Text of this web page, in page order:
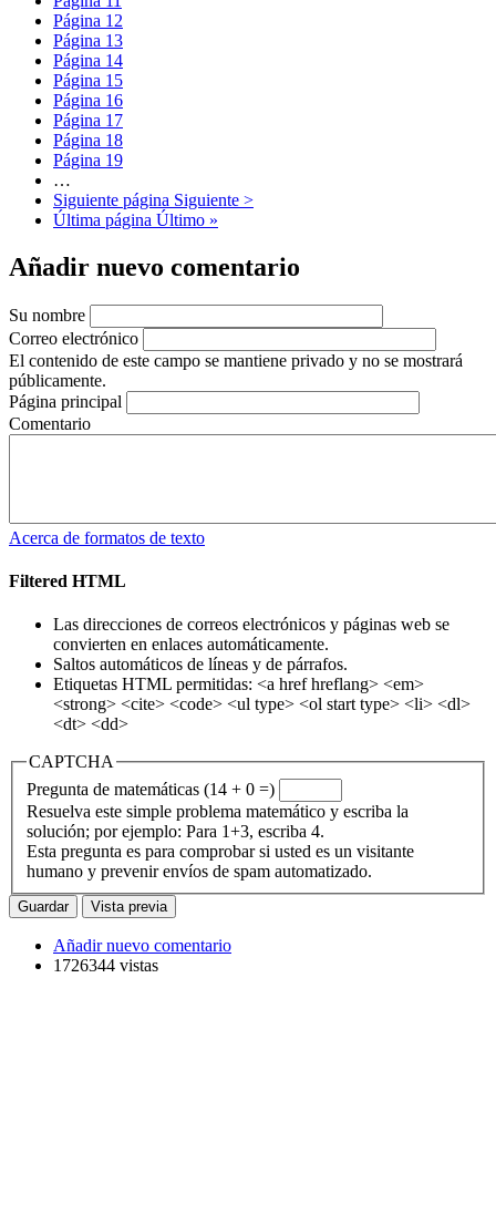
Página 12
Página 13
Página 14
Página 15
Página 16
Página 17
Página 18
Página 19
…
Siguiente página Siguiente >
Última página Último »
Añadir nuevo comentario
Su nombre
Correo electrónico
El contenido de este campo se mantiene privado y no se mostrará
públicamente.
Página principal
Comentario
Acerca de formatos de texto
Filtered HTML
Las direcciones de correos electrónicos y páginas web se
convierten en enlaces automáticamente.
Saltos automáticos de líneas y de párrafos.
Etiquetas HTML permitidas: <a href hreflang> <em>
<strong> <cite> <code> <ul type> <ol start type> <li> <dl>
<dt> <dd>
CAPTCHA
Pregunta de matemáticas (14 + 0 =)
Resuelva este simple problema matemático y escriba la
solución; por ejemplo: Para 1+3, escriba 4.
Esta pregunta es para comprobar si usted es un visitante
humano y prevenir envíos de spam automatizado.
Añadir nuevo comentario
1726344 vistas